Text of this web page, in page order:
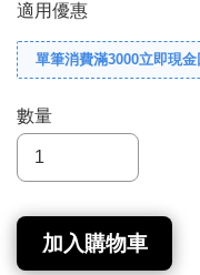
適用優惠
單筆消費滿3000立即現金
數量
加入購物車